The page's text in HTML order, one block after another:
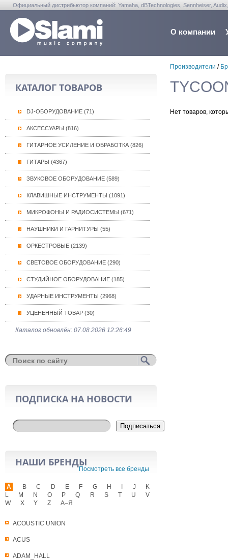
Официальный дистрибьютор компаний: Yamaha, dBTechnologies, Sennheiser,
О компании
КАТАЛОГ ТОВАРОВ
DJ-ОБОРУДОВАНИЕ (71)
АКСЕССУАРЫ (816)
ГИТАРНОЕ УСИЛЕНИЕ И ОБРАБОТКА (826)
ГИТАРЫ (4367)
ЗВУКОВОЕ ОБОРУДОВАНИЕ (589)
КЛАВИШНЫЕ ИНСТРУМЕНТЫ (1091)
МИКРОФОНЫ И РАДИОСИСТЕМЫ (671)
НАУШНИКИ И ГАРНИТУРЫ (55)
ОРКЕСТРОВЫЕ (2139)
СВЕТОВОЕ ОБОРУДОВАНИЕ (290)
СТУДИЙНОЕ ОБОРУДОВАНИЕ (185)
УДАРНЫЕ ИНСТРУМЕНТЫ (2968)
УЦЕНЕННЫЙ ТОВАР (30)
Каталог обновлён: 07.08.2026 12:26:49
ПОДПИСКА НА НОВОСТИ
Подписаться
НАШИ БРЕНДЫ
Посмотреть все бренды
A
ACOUSTIC UNION
ACUS
ADAM_HALL
B C D E F G H J
K
L
M N O P Q R S T U
V
W
X Y Z А–Я
Производители /
Нет товаров,